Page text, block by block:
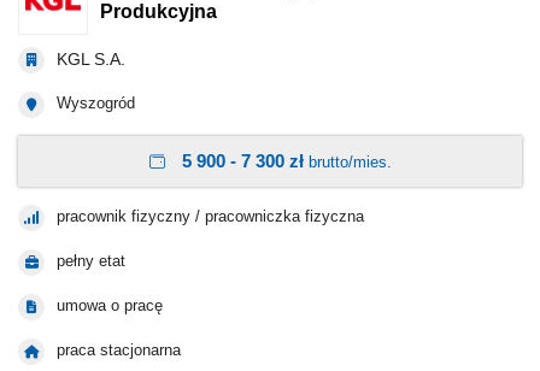
Produkcyjna
KGL S.A.
Wyszogród
5 900 - 7 300 złbrutto/mies.
pracownik fizyczny / pracowniczka fizyczna
pełny etat
umowa o pracę
praca stacjonarna